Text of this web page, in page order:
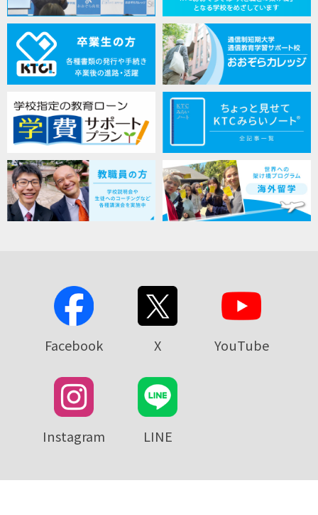
Facebook X YouTube
Instagram LINE